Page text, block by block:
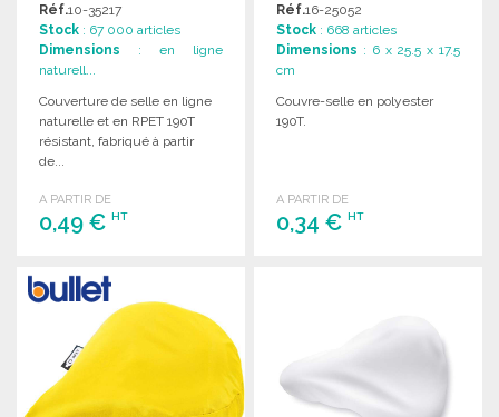
Réf.10-35217
Stock : 67 000 articles
Dimensions : en ligne
naturell...
Couverture de selle en ligne
naturelle et en RPET 190T
résistant, fabriqué à partir
de...
A PARTIR DE
0,49 € HT
COMMANDER
Demander un devis
Réf.16-25052
Stock : 668 articles
Dimensions : 6 x 25.5 x 17.5
cm
Couvre-selle en polyester
190T.
A PARTIR DE
0,34 €HT